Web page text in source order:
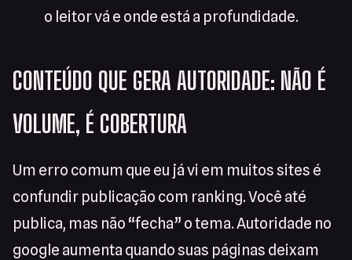
o leitor vá e onde está a profundidade.
CONTEÚDO QUE GERA AUTORIDADE: NÃO É
VOLUME, É COBERTURA
Um erro comum que eu já vi em muitos sites é
confundir publicação com ranking. Você até
publica, mas não “fecha” o tema. Autoridade no
google aumenta quando suas páginas deixam